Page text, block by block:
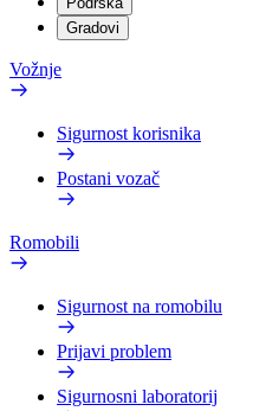
Gradovi
Vožnje
Sigurnost korisnika
Postani vozač
Romobili
Sigurnost na romobilu
Prijavi problem
Sigurnosni laboratorij